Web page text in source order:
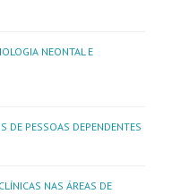
NEONTAL E
DE PESSOAS DEPENDENTES
NAS ÁREAS DE